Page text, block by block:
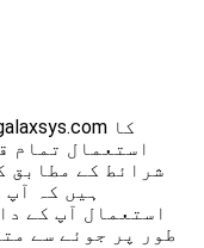
استعمال تمام
شرائط کے مطابق
ہیں کہ
استعمال آپ کے
طور پر جوئے سے